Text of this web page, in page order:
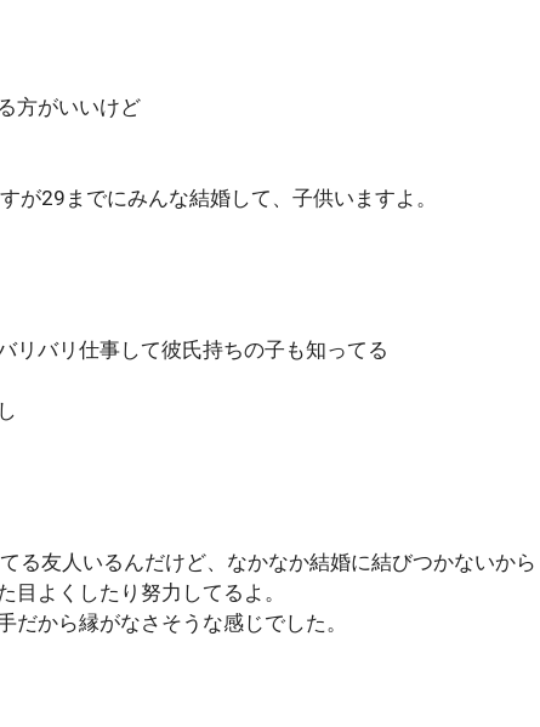
方がいいけど
が29までにみんな結婚して、子供いますよ。
リバリ仕事して彼氏持ちの子も知ってる
る友人いるんだけど、なかなか結婚に結びつかないから
目よくしたり努力してるよ。
だから縁がなさそうな感じでした。